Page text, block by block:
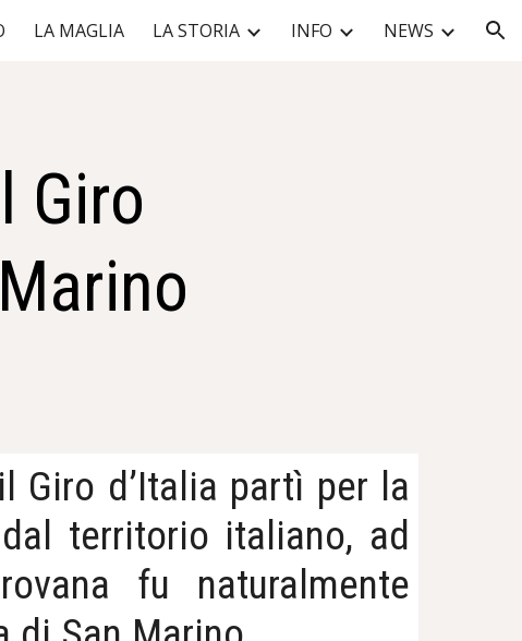
LA MAGLIA LA STORIA INFO NEWS
Giro
Giro d’Italia partì per la
territorio italiano, ad
fu naturalmente